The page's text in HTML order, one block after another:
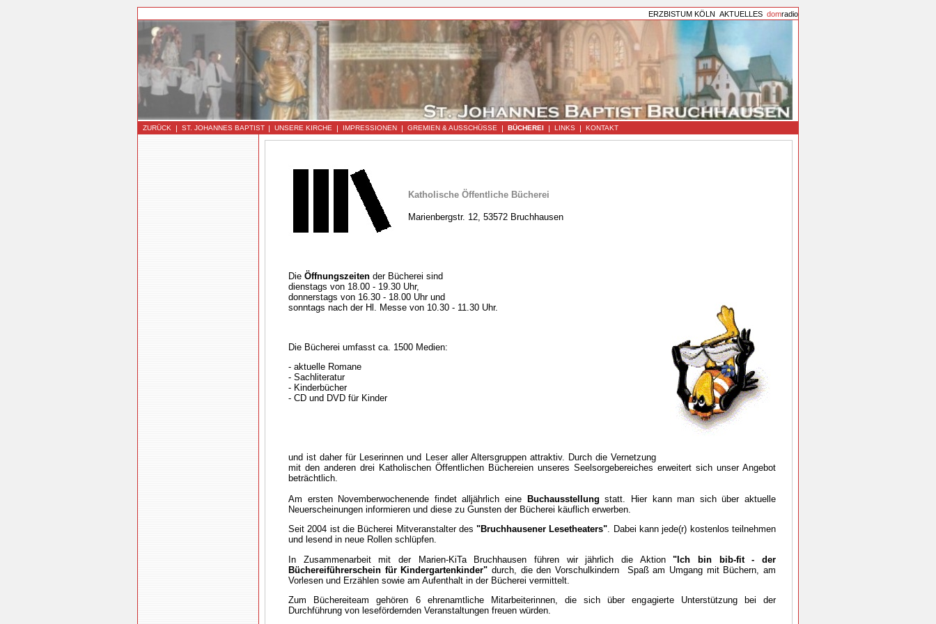
ERZBISTUM KÖLN AKTUELLES domradio
ZURÜCK | ST. JOHANNES BAPTIST | UNSERE KIRCHE | IMPRESSIONEN | GREMIEN & AUSSCHÜSSE | BÜCHEREI | LINKS | KONTAKT
Katholische Öffentliche Bücherei
Marienbergstr. 12, 53572 Bruchhausen
Die Öffnungszeiten der Bücherei sind
dienstags von 18.00 - 19.30 Uhr,
donnerstags von 16.30 - 18.00 Uhr und
sonntags nach der Hl. Messe von 10.30 - 11.30 Uhr.
Die Bücherei umfasst ca. 1500 Medien:
- aktuelle Romane
- Sachliteratur
- Kinderbücher
- CD und DVD für Kinder
und ist daher für Leserinnen und Leser aller Altersgruppen attraktiv. Durch die Vernetzung
mit den anderen drei Katholischen Öffentlichen Büchereien unseres Seelsorgebereiches erweitert sich unser Angebot
beträchtlich.
Am ersten Novemberwochenende findet alljährlich eine
Buchausstellung statt. Hier kann man sich über aktuelle
Neuerscheinungen informieren und diese zu Gunsten der Bücherei käuflich erwerben.
Seit 2004 ist die Bücherei Mitveranstalter des"Bruchhausener Lesetheaters". Dabei kann jede(r) kostenlos teilnehmen
und lesend in neue Rollen schlüpfen.
In Zusammenarbeit mit der Marien-KiTa Bruchhausen führen wir jährlich die Aktion"Ich bin bib-fit - der
Büchereiführerschein für Kindergartenkinder"durch, die den Vorschulkindern Spaß am Umgang mit Büchern, am
Vorlesen und Erzählen sowie am Aufenthalt in der Bücherei vermittelt.
Zum Büchereiteam gehören 6 ehrenamtliche Mitarbeiterinnen, die sich über engagierte Unterstützung bei der
Durchführung von lesefördernden Veranstaltungen freuen würden.